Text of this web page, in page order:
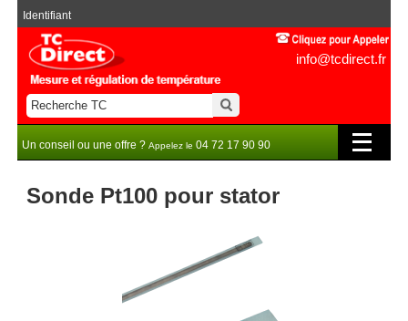
info@tcdirect.fr
Identifiant
Un conseil ou une offre ? Appelez le 04 72 17 90 90
Sonde Pt100 pour stator